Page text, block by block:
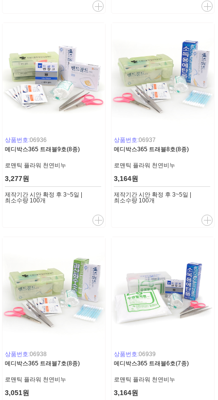
상품번호:06936
메디박스365 트래블9호(8종)
로맨틱 플라워 천연비누
3,277원
제작기간 시안 확정 후 3~5일 |
최소수량 100개
상품번호:06938
메디박스365 트래블7호(8종)
로맨틱 플라워 천연비누
3,051원
상품번호:06937
메디박스365 트래블8호(8종)
로맨틱 플라워 천연비누
3,164원
제작기간 시안 확정 후 3~5일 |
최소수량 100개
상품번호:06939
메디박스365 트래블6호(7종)
로맨틱 플라워 천연비누
3,164원